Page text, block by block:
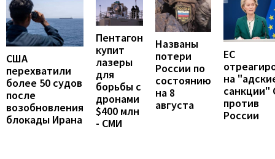
США
перехватили
более 50 судов
после
возобновления
блокады Ирана
Пентагон
купит
лазеры
для
борьбы с
дронами
$400 млн
- СМИ
Названы
потери
России по
состоянию
на 8
августа
ЕС
на
санкции"
против
России